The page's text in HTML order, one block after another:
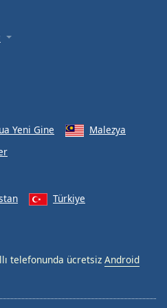
Yeni Gine
Malezya
Türkiye
telefonunda ücretsiz Android